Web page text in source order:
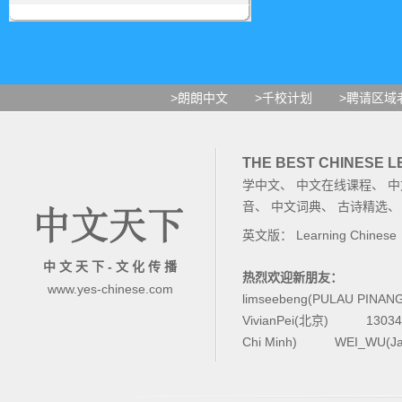
>朗朗中文 >千校计划 >聘请区域
中 文 天 下 - 文 化 传 播
www.yes-chinese.com
THE BEST CHINESE
学中文、 中文在线课程、
音、 中文词典、 古诗精选
英文版： Learning Chinese
热烈欢迎新朋友：
limseebeng(PULAU
VivianPei(北京)
Chi Minh)